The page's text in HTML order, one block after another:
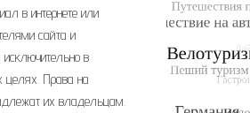
в интернете или
сайта и
в
целях. Права на
их владельцам.